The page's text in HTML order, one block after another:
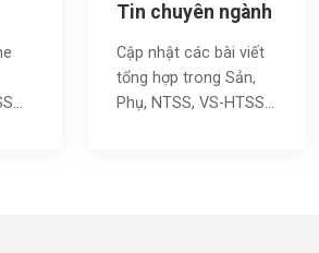
Tin chuyên ngành
Cập nhật các bài viết
tổng hợp trong Sản,
Phụ, NTSS, VS-HTSS...